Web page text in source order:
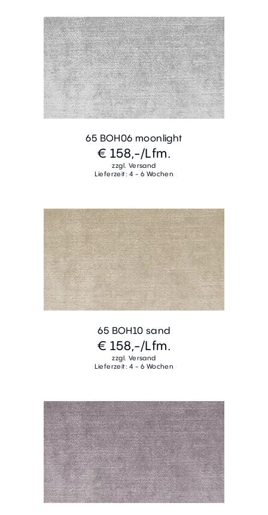
65 BOH06 moonlight
€ 158,-/Lfm.
zzgl. Versand
Lieferzeit: 4 - 6 Wochen
65 BOH10 sand
€ 158,-/Lfm.
zzgl. Versand
Lieferzeit: 4 - 6 Wochen